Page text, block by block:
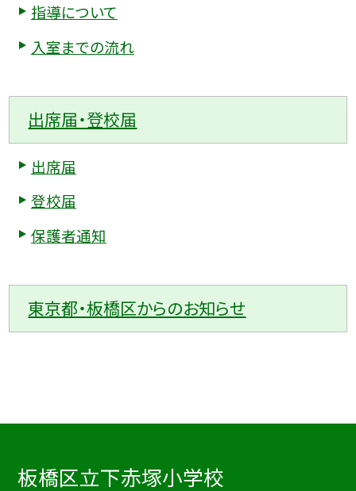
指導について
入室までの流れ
出席届・登校届
出席届
登校届
保護者通知
東京都・板橋区からのお知らせ
板橋区立下赤塚小学校